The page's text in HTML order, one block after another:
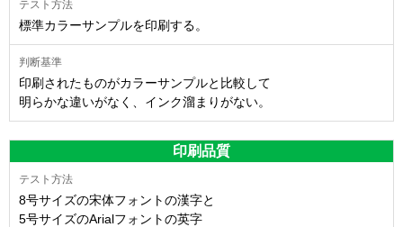
標準カラーサンプルを印刷する。
印刷されたものがカラーサンプルと比較して
明らかな違いがなく、インク溜まりがない。
印刷品質
8号サイズの宋体フォントの漢字と
5号サイズのArialフォントの英字